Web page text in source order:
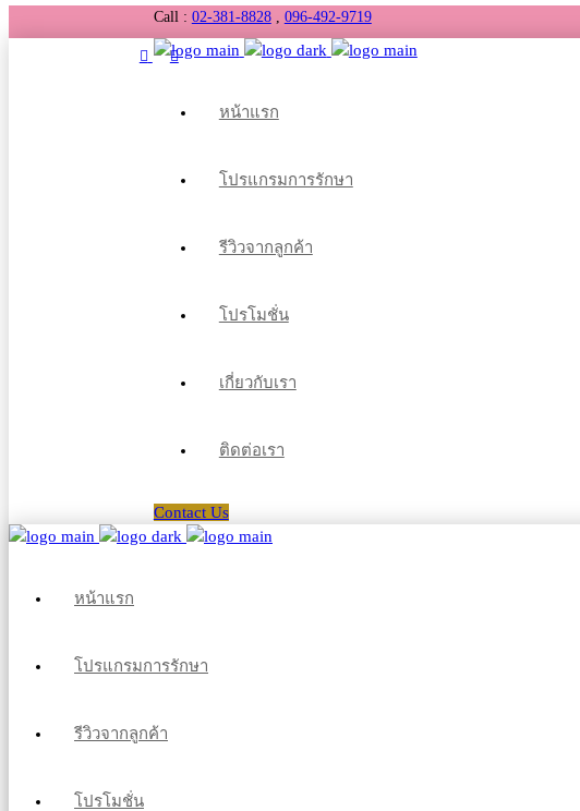
Call : 02-381-8828, 096-492-9719
หน้าแรก
โปรแกรมการรักษา
รีวิวจากลูกค้า
โปรโมชั่น
เกี่ยวกับเรา
ติดต่อเรา
Contact Us
หน้าแรก
โปรแกรมการรักษา
รีวิวจากลูกค้า
โปรโมชั่น